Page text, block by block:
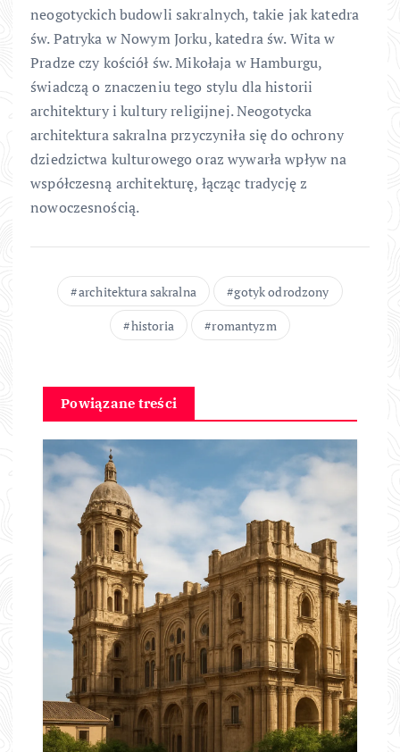
neogotyckich budowli sakralnych, takie jak katedra
św. Patryka w Nowym Jorku, katedra św. Wita w
Pradze czy kościół św. Mikołaja w Hamburgu,
świadczą o znaczeniu tego stylu dla historii
architektury i kultury religijnej. Neogotycka
architektura sakralna przyczyniła się do ochrony
dziedzictwa kulturowego oraz wywarła wpływ na
współczesną architekturę, łącząc tradycję z
nowoczesnością.
architektura sakralna
gotyk odrodzony
historia
romantyzm
Powiązane treści